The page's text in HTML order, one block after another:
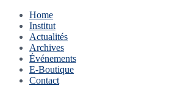
Home
Institut
Actualités
Archives
Événements
E-Boutique
Contact